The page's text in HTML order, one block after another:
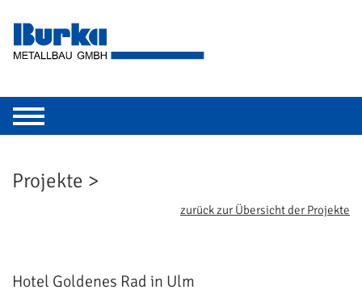
Toggle
navigation
Projekte >
zurück zur Übersicht der Projekte
Hotel Goldenes Rad in Ulm